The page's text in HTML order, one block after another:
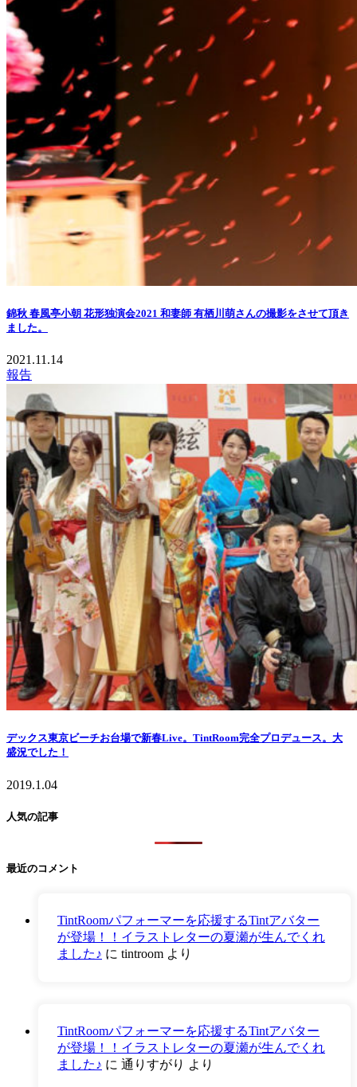
錦秋 春風亭小朝 花形独演会2021 和妻師 有栖川萌さんの撮影をさせて頂き
ました。
2021.11.14
報告
デックス東京ビーチお台場で新春Live。TintRoom完全プロデュース。大
盛況でした！
2019.1.04
人気の記事
最近のコメント
TintRoomパフォーマーを応援するTintアバター
が登場！！イラストレターの夏瀬が生んでくれ
ました♪ に tintroom より
TintRoomパフォーマーを応援するTintアバター
が登場！！イラストレターの夏瀬が生んでくれ
ました♪ に 通りすがり より